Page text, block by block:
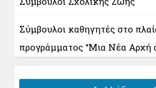
Σύμβουλοι καθηγητές στο
προγράμματος “Μια Νέα Αρχή